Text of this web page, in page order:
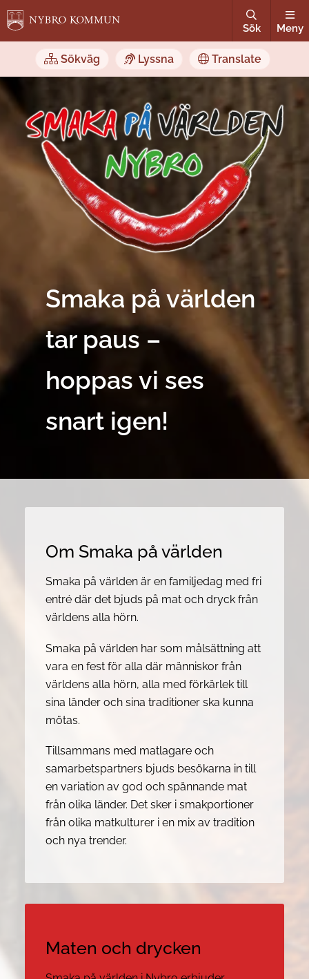
Sök Meny
Sökväg Lyssna Translate
Smaka på världen
tar paus –
hoppas vi ses
snart igen!
Om Smaka på världen
Smaka på världen är en familjedag med fri
entré där det bjuds på mat och dryck från
världens alla hörn.
Smaka på världen har som målsättning att
vara en fest för alla där människor från
världens alla hörn, alla med förkärlek till
sina länder och sina traditioner ska kunna
mötas.
Tillsammans med matlagare och
samarbetspartners bjuds besökarna in till
en variation av god och spännande mat
från olika länder. Det sker i smakportioner
från olika matkulturer i en mix av tradition
och nya trender.
Maten och drycken